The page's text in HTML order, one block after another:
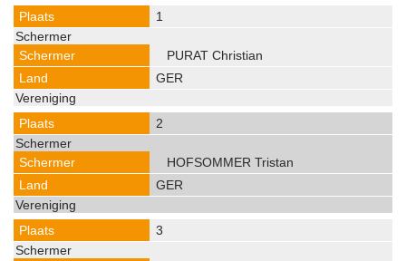
1
PURAT Christian
GER
2
HOFSOMMER Tristan
GER
3